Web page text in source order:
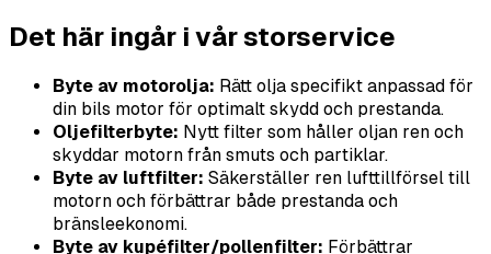
Det här ingår i vår storservice
Byte av motorolja: Rätt olja specifikt anpassad för
din bils motor för optimalt skydd och prestanda.
Oljefilterbyte: Nytt filter som håller oljan ren och
skyddar motorn från smuts och partiklar.
Byte av luftfilter: Säkerställer ren lufttillförsel till
motorn och förbättrar både prestanda och
bränsleekonomi.
Byte av kupéfilter/pollenfilter: Förbättrar